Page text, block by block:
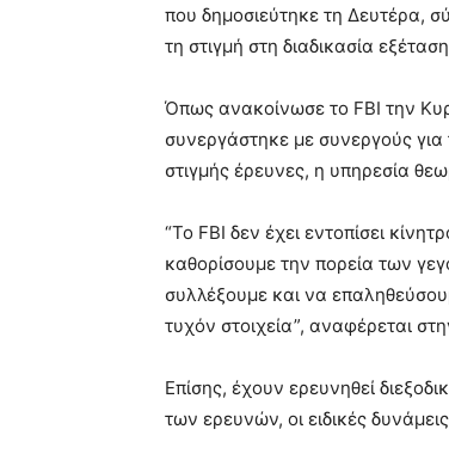
που δημοσιεύτηκε τη Δευτέρα,
τη στιγμή στη διαδικασία
Όπως ανακοίνωσε το FBI την
συνεργάστηκε με συνεργούς
στιγμής έρευνες, η υπηρεσία
“Το FBI δεν έχει εντοπίσει
καθορίσουμε την πορεία των
συλλέξουμε και να
τυχόν στοιχεία”, αναφέρεται
Επίσης, έχουν ερευνηθεί
των ερευνών, οι ειδικές